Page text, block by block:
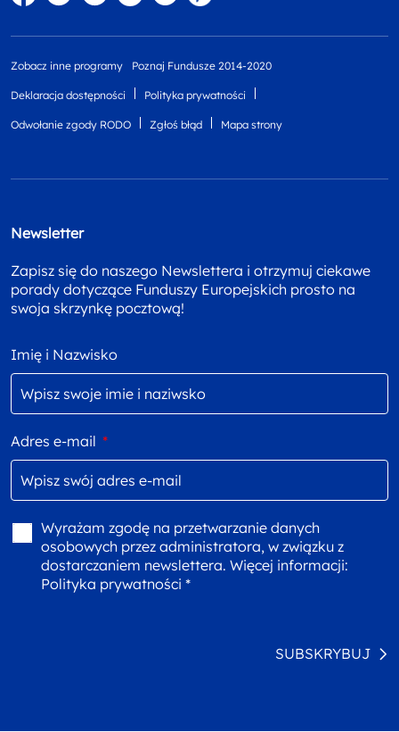
Zobacz inne programy Poznaj Fundusze 2014-2020
Deklaracja dostępności Polityka prywatności
Odwołanie zgody RODO Zgłoś błąd Mapa strony
Newsletter
Zapisz się do naszego Newslettera i otrzymuj ciekawe
porady dotyczące Funduszy Europejskich prosto na
swoja skrzynkę pocztową!
Imię i Nazwisko
Adres e-mail *
Wyrażam zgodę na przetwarzanie danych
osobowych przez administratora, w związku z
dostarczaniem newslettera. Więcej informacji:
Polityka prywatności *
SUBSKRYBUJ